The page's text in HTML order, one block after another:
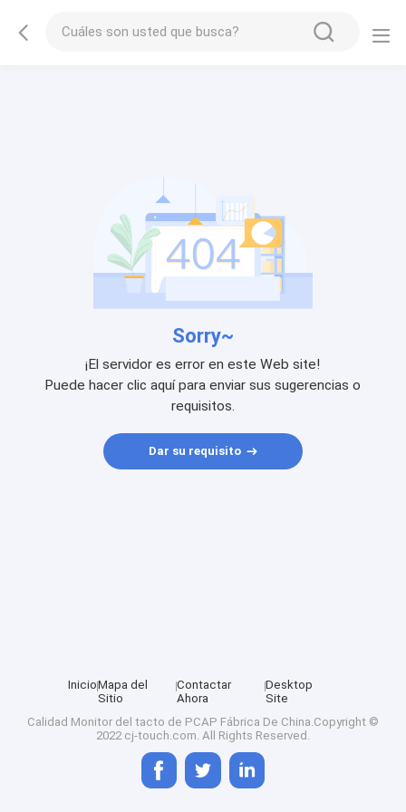
Sorry~
¡El servidor es error en este Web site!
Puede hacer clic aquí para enviar sus sugerencias o
requisitos.
Dar su requisito
InicioMapa del
Sitio
Contactar
Ahora
Desktop
Site
Calidad Monitor del tacto de PCAP Fábrica De China.Copyright ©
2022 cj-touch.com. All Rights Reserved.